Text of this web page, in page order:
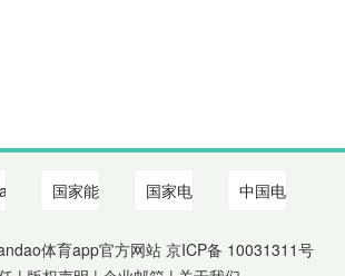
体育app官方网站 京ICP备 10031311号